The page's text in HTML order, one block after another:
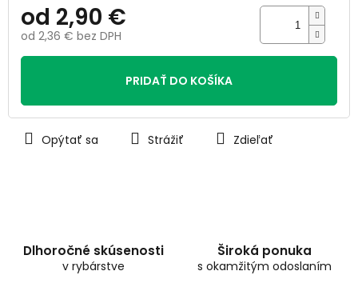
od 2,90 €
od 2,36 € bez DPH
Jednotková
PRIDAŤ DO KOŠÍKA
Opýtať sa Strážiť Zdieľať
Dlhoročné skúsenosti
v rybárstve
Široká ponuka
s okamžitým odoslaním